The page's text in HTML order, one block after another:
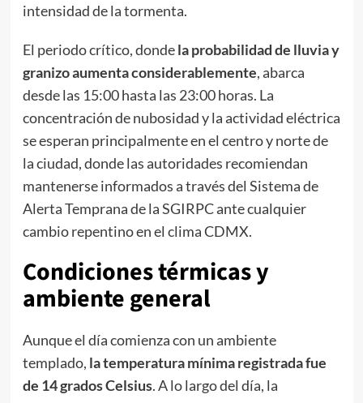
intensidad de la tormenta.
El periodo crítico, dondela probabilidad de lluvia y
granizo aumenta considerablemente, abarca
desde las 15:00 hasta las 23:00 horas. La
concentración de nubosidad y la actividad eléctrica
se esperan principalmente en el centro y norte de
la ciudad, donde las autoridades recomiendan
mantenerse informados a través del Sistema de
Alerta Temprana de la SGIRPC ante cualquier
cambio repentino en el clima CDMX.
Condiciones térmicas y
ambiente general
Aunque el día comienza con un ambiente
templado, la temperatura mínima registrada fue
de 14 grados Celsius. A lo largo del día, la